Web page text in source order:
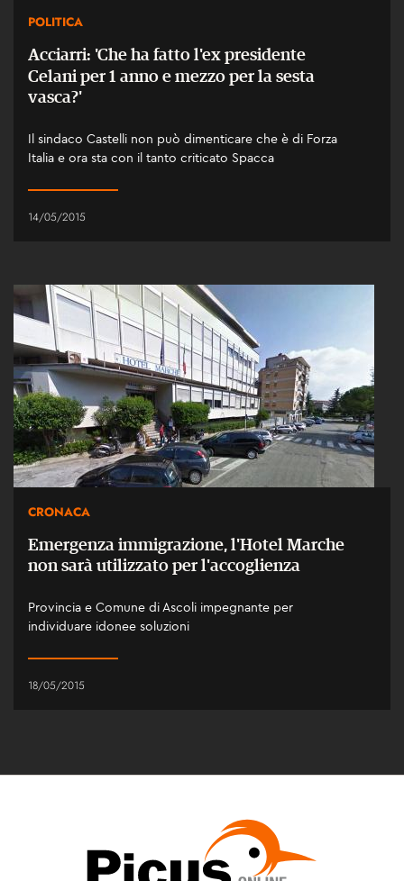
POLITICA
Acciarri: 'Che ha fatto l'ex presidente
Celani per 1 anno e mezzo per la sesta
vasca?'
Il sindaco Castelli non può dimenticare che è di Forza
Italia e ora sta con il tanto criticato Spacca
14/05/2015
CRONACA
Emergenza immigrazione, l'Hotel Marche
non sarà utilizzato per l'accoglienza
Provincia e Comune di Ascoli impegnante per
individuare idonee soluzioni
18/05/2015